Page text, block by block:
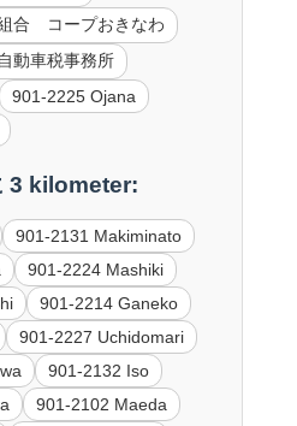
合 コープおきなわ
動車税事務所
901-2225 Ojana
3 kilometer:
901-2131 Makiminato
901-2224 Mashiki
901-2214 Ganeko
901-2227 Uchidomari
901-2132 Iso
901-2102 Maeda